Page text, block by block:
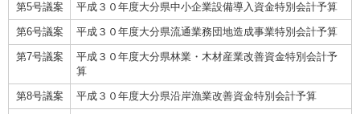
第5号議案 平成３０年度大分県中小企業設備導入資金特別会計予算
第6号議案 平成３０年度大分県流通業務団地造成事業特別会計予算
第7号議案
平成３０年度大分県林業・木材産業改善資金特別会計予
算
第8号議案 平成３０年度大分県沿岸漁業改善資金特別会計予算